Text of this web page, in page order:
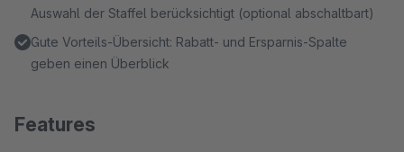
Auswahl der Staffel berücksichtigt (optional abschaltbart)
Gute Vorteils-Übersicht: Rabatt- und Ersparnis-Spalte
geben einen Überblick
Features